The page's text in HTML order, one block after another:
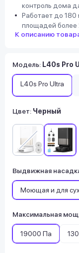
контроль дома
Работает до
площадей более
К описанию
Модель: L40s Pro
L40s Pro Ultra
Цвет: Черный
Выдвижная
Моющая и для
Максимальная
19000 Па